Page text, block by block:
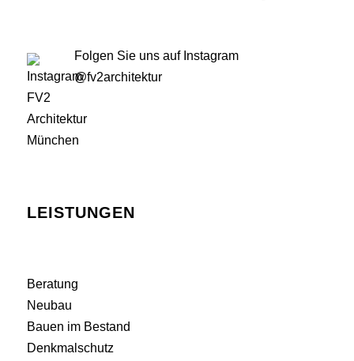
Folgen Sie uns auf Instagram
@fv2architektur
LEISTUNGEN
Beratung
Neubau
Bauen im Bestand
Denkmalschutz